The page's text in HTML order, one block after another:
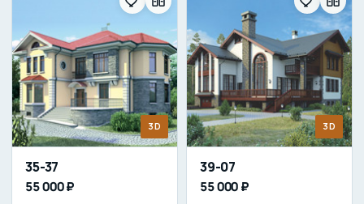
3D
35-37
55 000 ₽
3D
39-07
55 000 ₽